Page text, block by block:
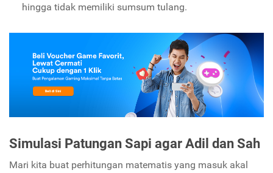
hingga tidak memiliki sumsum tulang.
Simulasi Patungan Sapi agar Adil dan Sah
Mari kita buat perhitungan matematis yang masuk akal